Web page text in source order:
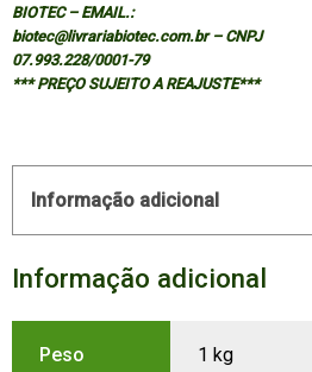
BIOTEC – EMAIL.:
biotec@livrariabiotec.com.br – CNPJ
07.993.228/0001-79
*** PREÇO SUJEITO A REAJUSTE***
Informação adicional
Informação adicional
Peso 1 kg